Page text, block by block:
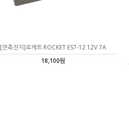
[연축전지]로케트 ROCKET ES7-12 12V 7A
18,100원